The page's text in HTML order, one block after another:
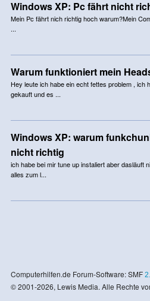
Windows XP: Pc fährt nicht
Mein Pc fährt nich richtig hoch warum?Mein
...
Warum funktioniert mein
Hey leute ich habe ein echt fettes problem , ich
gekauft und es ...
Windows XP: warum
nicht richtig
ich habe bei mir tune up instaliert aber dasläuft
alles zum l...
Computerhilfen.de Forum-Software: SMF
© 2001-2026, Lewis Media. Alle Rechte